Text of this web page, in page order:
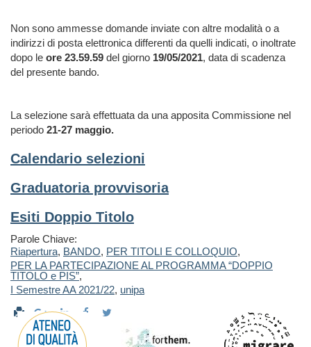
Non sono ammesse domande inviate con altre modalità o a
indirizzi di posta elettronica differenti da quelli indicati, o inoltrate
dopo le ore 23.59.59 del giorno 19/05/2021, data di scadenza
del presente bando.
La selezione sarà effettuata da una apposita Commissione nel
periodo 21-27 maggio.
Calendario selezioni
Graduatoria provvisoria
Esiti Doppio Titolo
Parole Chiave:
Riapertura, BANDO, PER TITOLI E COLLOQUIO,
PER LA PARTECIPAZIONE AL PROGRAMMA “DOPPIO
TITOLO e PIS”,
I Semestre AA 2021/22, unipa